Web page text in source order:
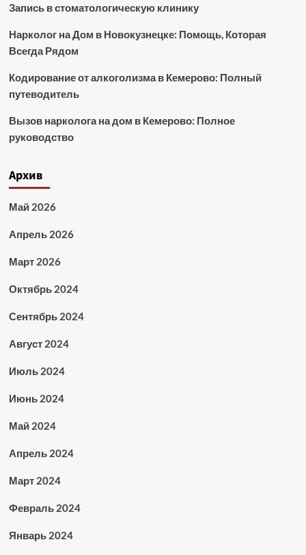
Запись в стоматологическую клинику
Нарколог на Дом в Новокузнецке: Помощь, Которая
Всегда Рядом
Кодирование от алкоголизма в Кемерово: Полный
путеводитель
Вызов нарколога на дом в Кемерово: Полное
руководство
Архив
Май 2026
Апрель 2026
Март 2026
Октябрь 2024
Сентябрь 2024
Август 2024
Июль 2024
Июнь 2024
Май 2024
Апрель 2024
Март 2024
Февраль 2024
Январь 2024